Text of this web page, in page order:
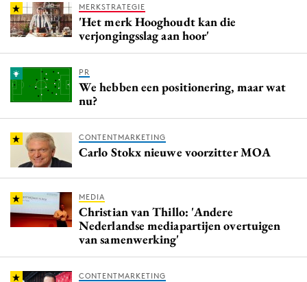
MERKSTRATEGIE
'Het merk Hooghoudt kan die
verjongingsslag aan hoor'
PR
We hebben een positionering, maar wat
nu?
CONTENTMARKETING
Carlo Stokx nieuwe voorzitter MOA
MEDIA
Christian van Thillo: 'Andere
Nederlandse mediapartijen overtuigen
van samenwerking'
CONTENTMARKETING